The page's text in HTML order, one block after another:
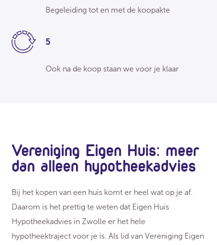
Begeleiding tot en met de koopakte
5
Ook na de koop staan we voor je klaar
Vereniging Eigen Huis: meer
dan alleen hypotheekadvies
Bij het kopen van een huis komt er heel wat op je af.
Daarom is het prettig te weten dat Eigen Huis
Hypotheekadvies in Zwolle er het hele
hypotheektraject voor je is. Als lid van Vereniging Eigen